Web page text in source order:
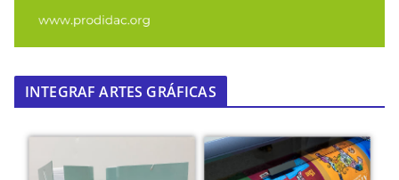
INTEGRAF ARTES GRÁFICAS